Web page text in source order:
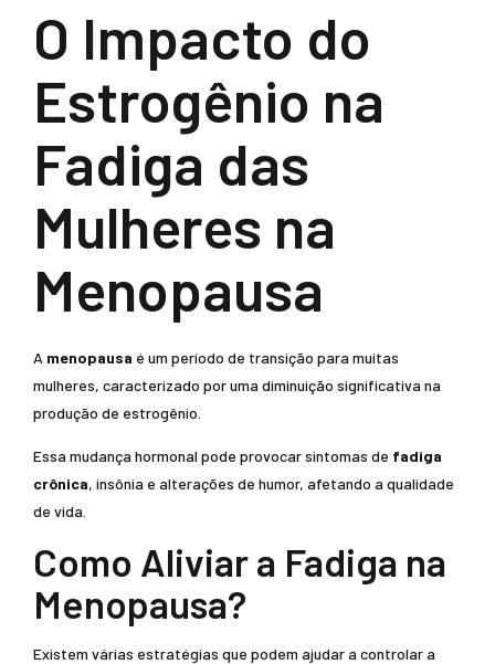
O Impacto do
Estrogênio na
Fadiga das
Mulheres na
Menopausa
A menopausa é um período de transição para muitas
mulheres, caracterizado por uma diminuição significativa na
produção de estrogênio.
Essa mudança hormonal pode provocar sintomas de fadiga
crônica, insônia e alterações de humor, afetando a qualidade
de vida.
Como Aliviar a Fadiga na
Menopausa?
Existem várias estratégias que podem ajudar a controlar a